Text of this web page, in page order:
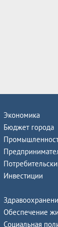
Экономика
Бюджет города
Инвестиции
Обеспечение
Социальная